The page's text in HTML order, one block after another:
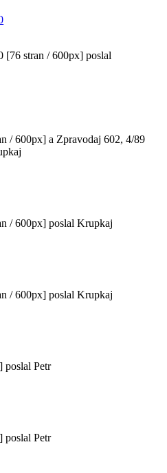
stran / 600px] poslal
/ 600px] a Zpravodaj 602, 4/89
/ 600px] poslal Krupkaj
/ 600px] poslal Krupkaj
poslal Petr
poslal Petr